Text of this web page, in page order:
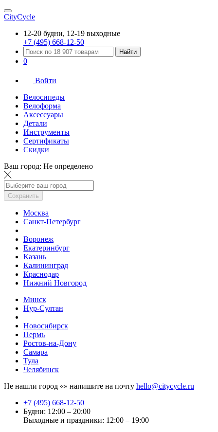
CityCycle
12-20 будни, 12-19 выходные
+7 (495) 668-12-50
Найти
0
Войти
Велосипеды
Велоформа
Аксессуары
Детали
Инструменты
Сертификаты
Скидки
Ваш город: Не определено
Сохранить
Москва
Санкт-Петербург
Воронеж
Екатеринбург
Казань
Калининград
Краснодар
Нижний Новгород
Минск
Нур-Султан
Новосибирск
Пермь
Ростов-на-Дону
Самара
Тула
Челябинск
Не нашли город «» напишите на почту hello@citycycle.ru
+7 (495) 668-12-50
Будни: 12:00 – 20:00
Выходные и праздники: 12:00 – 19:00